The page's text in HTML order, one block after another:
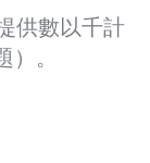
供數以千計
。